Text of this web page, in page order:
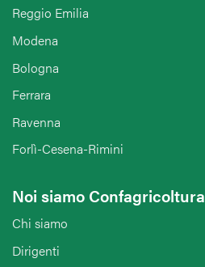
Reggio Emilia
Modena
Bologna
Ferrara
Ravenna
Forlì-Cesena-Rimini
Noi siamo Confagricoltura
Chi siamo
Dirigenti